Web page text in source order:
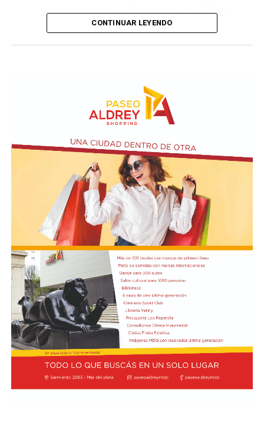
Culturales”, a cargo del grupo Cul Mardel, que se podrá
10 a 12 en la Biblioteca de Autores Marplatenses,
ubicada en el primer piso del edificio.
En relación al Ciclo Mes de la Niñez, este viernes 7 de
agosto a las 17:30 se presentarán “Los cuentos de
Charo” y la narración de poesías populares infantiles a
cargo de María del Rosario Gerez Martínez.
En tanto, el viernes 21 a las 17:30 se desarrollará “El
Cerebro Mágico: construyendo preguntas, respuestas y
circuitos”, a cargo de María Paula Algote. Se trata de un
taller práctico de arte, ciencia y tecnología en el que al
finalizar cada participante se lleva su propia creación
terminada. Es una actividad arancelada (incluye
materiales) destinada a niños a partir de los 6 años.
Los participantes menores de 8 años deberán asistir
acompañados por una persona adulta (menores
asistentes $12.000 y adulto acompañante $5.000). Las
entradas están disponibles en la boletería de lunes a
viernes de 14 a 19.
CONTINUAR LEYENDO